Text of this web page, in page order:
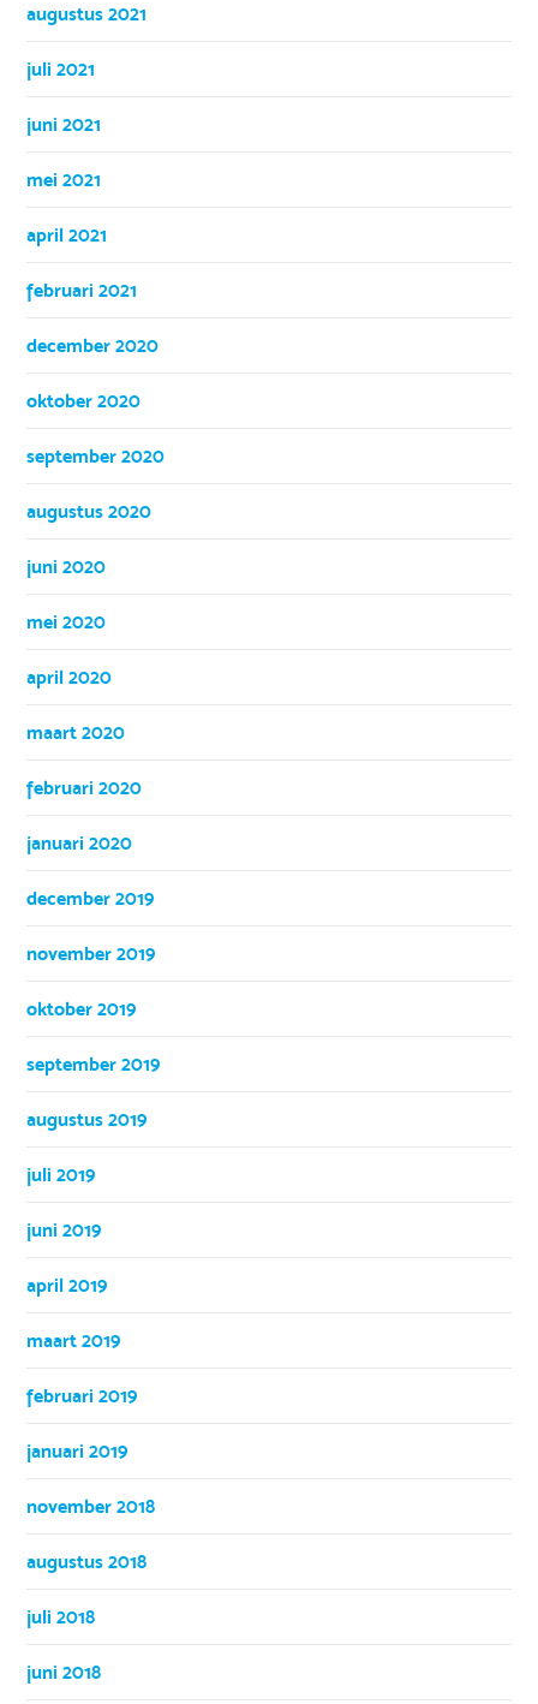
augustus 2021
juli 2021
juni 2021
mei 2021
april 2021
februari 2021
december 2020
oktober 2020
september 2020
augustus 2020
juni 2020
mei 2020
april 2020
maart 2020
februari 2020
januari 2020
december 2019
november 2019
oktober 2019
september 2019
augustus 2019
juli 2019
juni 2019
april 2019
maart 2019
februari 2019
januari 2019
november 2018
augustus 2018
juli 2018
juni 2018